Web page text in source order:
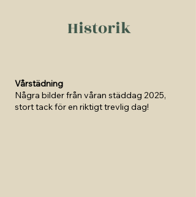
Historik
Vårstädning
Några bilder från våran städdag 2025,
stort tack för en riktigt trevlig dag!